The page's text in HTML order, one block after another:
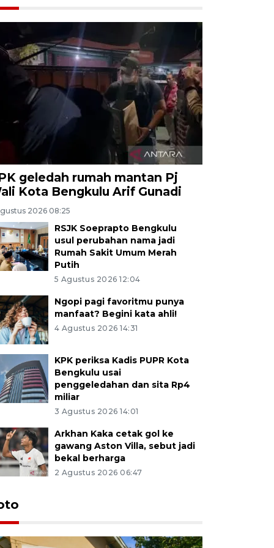
geledah rumah mantan Pj
Kota Bengkulu Arif Gunadi
2026 08:25
RSJK Soeprapto Bengkulu
usul perubahan nama jadi
Rumah Sakit Umum Merah
Putih
5 Agustus 2026 12:04
Ngopi pagi favoritmu punya
manfaat? Begini kata ahli!
4 Agustus 2026 14:31
KPK periksa Kadis PUPR Kota
Bengkulu usai
penggeledahan dan sita Rp4
miliar
3 Agustus 2026 14:01
Arkhan Kaka cetak gol ke
gawang Aston Villa, sebut jadi
bekal berharga
2 Agustus 2026 06:47